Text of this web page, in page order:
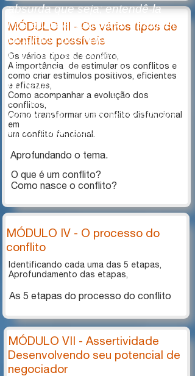
MÓDULO III - Os vários tipos de
conflitos possíveis
Os vários tipos de conflito,
A importância de estimular os conflitos e
como criar estímulos positivos, eficientes
e eficazes,
​​​​​​​Como acompanhar a evolução dos
conflitos,
Como transformar um conflito disfuncional
em
um conflito funcional.
Aprofundando o tema.
O que é um conflito?
​​​​​​​Como nasce o conflito?
MÓDULO IV - O processo do
conflito
Identificando cada uma das 5 etapas,
Aprofundamento das etapas,
As 5 etapas do processo do conflito
MÓDULO VII - Assertividade
Desenvolvendo seu potencial de
negociador
absurda que seja; entendê-la
nos ajuda a solucionar qualquer
problema que haja no processo...
​​​​​​​E a segunda, é que as máquinas
são objetivas... os seres
humanos são subjetivos... e isto
é o que há de mais belo em cada
um de nós... Cada pessoa é um
universo de possibilidades em sí